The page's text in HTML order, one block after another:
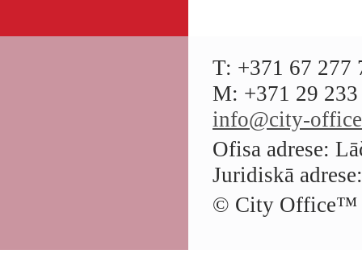
T: +371 67 277
M: +371 29
info@city-
Ofisa adrese:
Juridiskā
© City Office™